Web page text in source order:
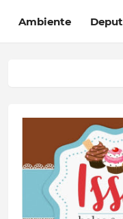
Ambiente